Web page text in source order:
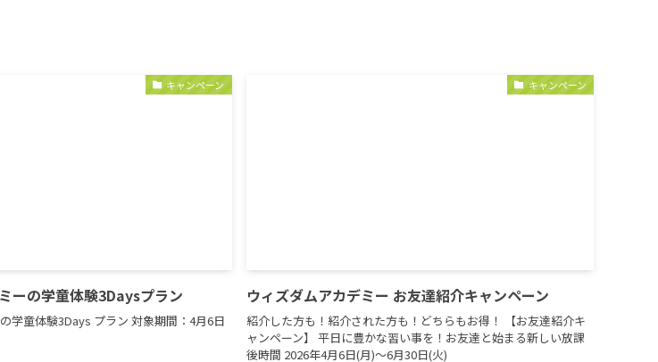
キャンペーン
ーの学童体験3Daysプラン
学童体験3Days プラン 対象期間：4月6日
キャンペーン
ウィズダムアカデミー お友達紹介キャンペーン
紹介した方も！紹介された方も！どちらもお得！ 【お友達紹介キ
ャンペーン】 平日に豊かな習い事を！お友達と始まる新しい放課
後時間 2026年4月6日(月)～6月30日(火)